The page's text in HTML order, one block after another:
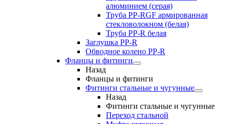
алюминием (серая)
Труба PP-RGF армированная
стекловолокном (белая)
Труба РР-R белая
Заглушка PP-R
Обводное колено PP-R
Фланцы и фитинги
Назад
Фланцы и фитинги
Фитинги стальные и чугунные
Назад
Фитинги стальные и чугунные
Переход стальной